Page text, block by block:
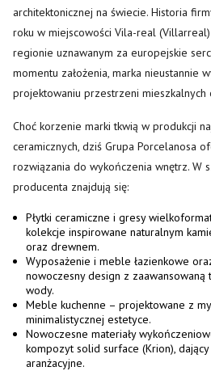
architektonicznej na świecie. Historia
roku w miejscowości Vila-real
regionie uznawanym za europejskie
momentu założenia, marka nieustannie
projektowaniu przestrzeni mieszkalnych
Choć korzenie marki tkwią w produkcji
ceramicznych, dziś Grupa Porcelanosa
rozwiązania do wykończenia wnętrz. W
producenta znajdują się:
Płytki ceramiczne i gresy
kolekcje inspirowane naturalnym
oraz drewnem.
Wyposażenie i meble łazienkowe
nowoczesny design z
wody.
Meble kuchenne – projektowane z
minimalistycznej estetyce.
Nowoczesne materiały
kompozyt solid surface (Krion),
aranżacyjne.